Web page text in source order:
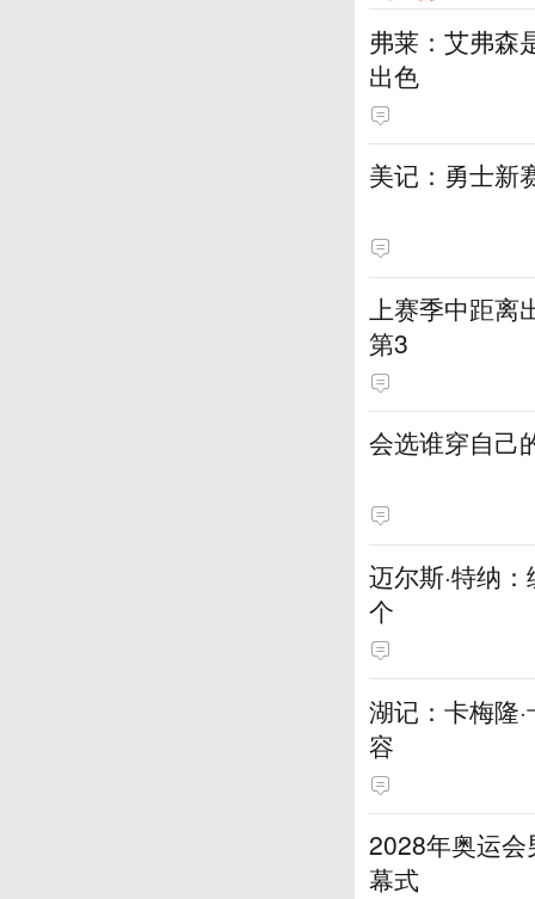
弗莱：艾弗森
出色
美记：勇士新
上赛季中距
第3
会选谁穿自己
迈尔斯·特纳
个
湖记：卡梅隆
容
2028年奥运
幕式